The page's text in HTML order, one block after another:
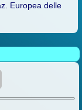
Europea delle